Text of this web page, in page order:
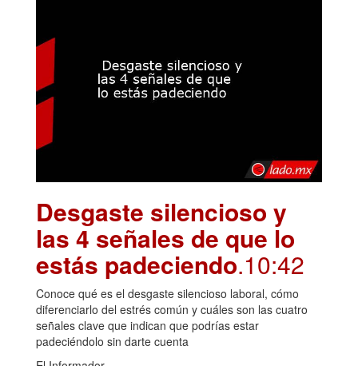
Desgaste silencioso y
las 4 señales de que lo
estás padeciendo.10:42
Conoce qué es el desgaste silencioso laboral, cómo
diferenciarlo del estrés común y cuáles son las cuatro
señales clave que indican que podrías estar
padeciéndolo sin darte cuenta